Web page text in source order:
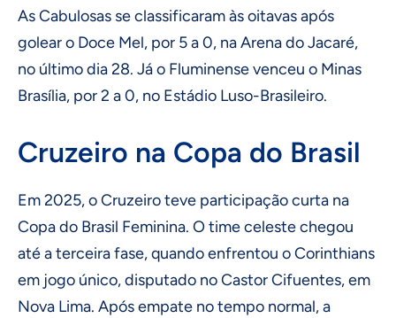
As Cabulosas se classificaram às oitavas após
golear o Doce Mel, por 5 a 0, na Arena do Jacaré,
no último dia 28. Já o Fluminense venceu o Minas
Brasília, por 2 a 0, no Estádio Luso-Brasileiro.
Cruzeiro na Copa do Brasil
Em 2025, o Cruzeiro teve participação curta na
Copa do Brasil Feminina. O time celeste chegou
até a terceira fase, quando enfrentou o Corinthians
em jogo único, disputado no Castor Cifuentes, em
Nova Lima. Após empate no tempo normal, a